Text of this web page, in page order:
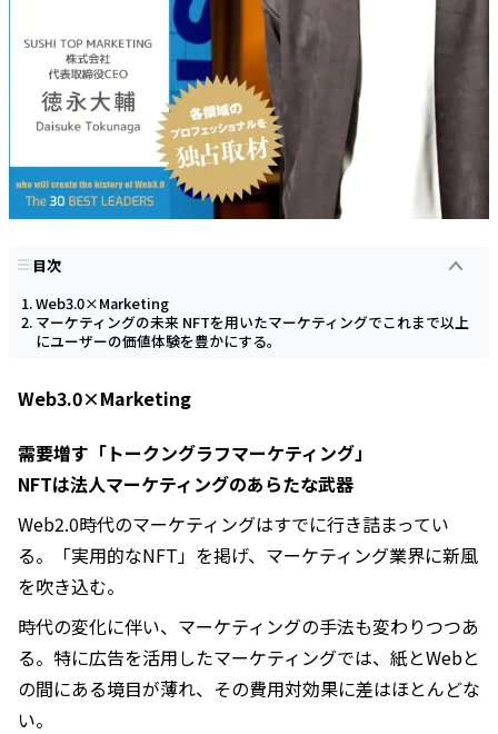
目次
Web3.0×Marketing
マーケティングの未来 NFTを用いたマーケティングでこれまで以上
にユーザーの価値体験を豊かにする。
Web3.0×Marketing
需要増す「トークングラフマーケティング」
NFTは法人マーケティングのあらたな武器
Web2.0時代のマーケティングはすでに行き詰まってい
る。「実用的なNFT」を掲げ、マーケティング業界に新風
を吹き込む。
時代の変化に伴い、マーケティングの手法も変わりつつあ
る。特に広告を活用したマーケティングでは、紙とWebと
の間にある境目が薄れ、その費用対効果に差はほとんどな
い。